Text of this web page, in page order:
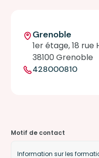
Grenoble
1er étage, 18 rue
38100 Grenoble
428000810
Motif de contact